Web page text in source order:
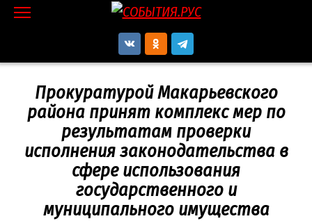
Перейти
Прокуратурой Макарьевского
района принят комплекс мер по
результатам проверки
исполнения законодательства в
сфере использования
государственного и
муниципального имущества